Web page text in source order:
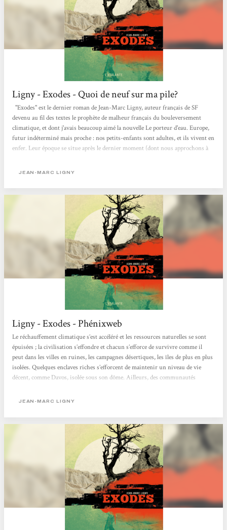
Ligny - Exodes - Quoi de neuf sur ma pile?
"Exodes" est le dernier roman de Jean-Marc Ligny, auteur français de SF
devenu au fil des textes le prophète de malheur français du bouleversement
climatique, et dont j'avais beaucoup aimé la nouvelle Le porteur d'eau. Europe,
futur indéterminé mais proche : nos petits-enfants sont adultes, et ils vivent en
enfer. Leur époque se situe après le dernier moment (dont nous approchons à
environnemental et une volonté collective de sacrifier le présent pour préserver
JEAN-MARC LIGNY
Ligny - Exodes - Phénixweb
Le réchauffement climatique s’est accéléré et les ressources naturelles se sont
épuisées ; la civilisation s’effondre et chacun s’efforce de survivre comme il
peut dans les villes en ruines, les campagnes désertiques, les îles de plus en plus
isolées. Quelques enclaves riches s’efforcent de maintenir un niveau de vie
décent, comme Davos, isolée sous son dôme. Ailleurs, des communautés
et celles des Mangemorts (litote pour désigner ceux qui tuent pour manger de
JEAN-MARC LIGNY